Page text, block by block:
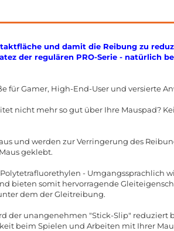
und damit die Reibung zu
der regulären PRO-Serie - natürlich
für Gamer, High-End-User und versierte
nicht mehr so gut über Ihre Mauspad?
und werden zur Verringerung des
geklebt.
- Umgangssprachlich
bieten somit hervorragende
dem der Gleitreibung.
der unangenehmen "Stick-Slip" reduziert
beim Spielen und Arbeiten mit Ihrer